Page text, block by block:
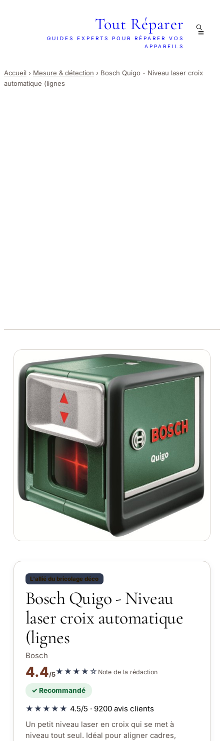
Tout Réparer
GUIDES EXPERTS POUR RÉPARER VOS
APPAREILS
Accueil › Mesure & détection › Bosch Quigo - Niveau laser croix
automatique (lignes
L'allié du bricolage déco
Bosch Quigo - Niveau
laser croix automatique
(lignes
Bosch
4.4/5★★★★☆ Note de la rédaction
✓ Recommandé
★★★★★ 4.5/5 · 9200 avis clients
Un petit niveau laser en croix qui se met à
niveau tout seul. Idéal pour aligner cadres,